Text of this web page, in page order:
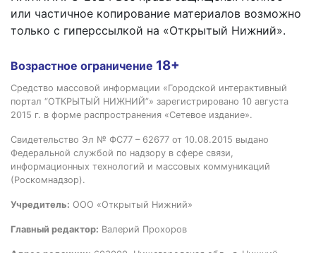
или частичное копирование материалов возможно
только с гиперссылкой на «Открытый Нижний».
Возрастное ограничение 18+
Средство массовой информации «Городской интерактивный
портал “ОТКРЫТЫЙ НИЖНИЙ”» зарегистрировано 10 августа
2015 г. в форме распространения «Сетевое издание».
Свидетельство Эл № ФС77 – 62677 от 10.08.2015 выдано
Федеральной службой по надзору в сфере связи,
информационных технологий и массовых коммуникаций
(Роскомнадзор).
Учредитель: ООО «Открытый Нижний»
Главный редактор: Валерий Прохоров